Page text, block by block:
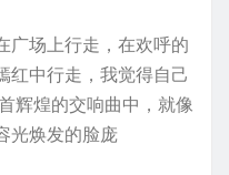
广场上行走，在欢呼的
红中行走，我觉得自己
辉煌的交响曲中，就像
光焕发的脸庞